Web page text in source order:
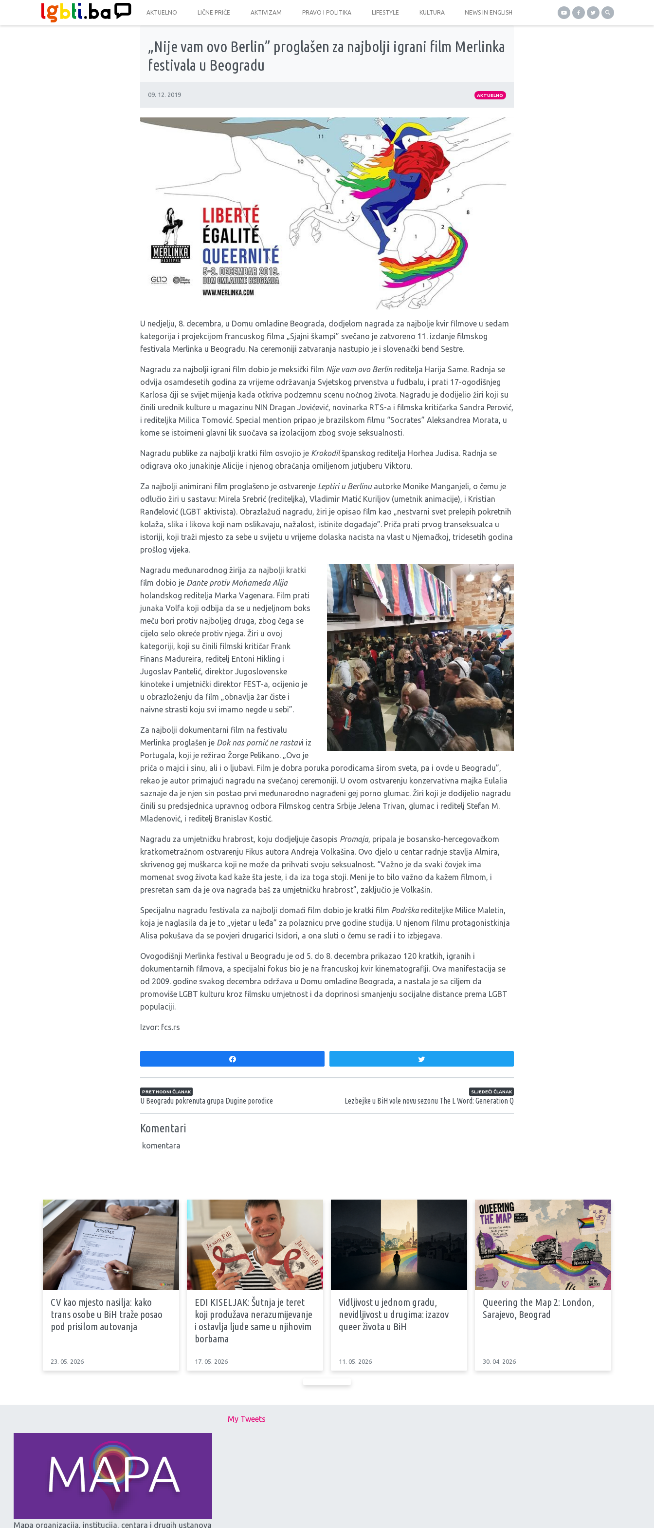
AKTUELNO LIČNE PRIČE AKTIVIZAM PRAVO I POLITIKA LIFESTYLE KULTURA NEWS IN ENGLISH
„Nije vam ovo Berlin” proglašen za najbolji igrani film Merlinka
festivala u Beogradu
09. 12. 2019 AKTUELNO
U nedjelju, 8. decembra, u Domu omladine Beograda, dodjelom nagrada za najbolje kvir filmove u sedam
kategorija i projekcijom francuskog filma „Sjajni škampi” svečano je zatvoreno 11. izdanje filmskog
festivala Merlinka u Beogradu. Na ceremoniji zatvaranja nastupio je i slovenački bend Sestre.
Nagradu za najbolji igrani film dobio je meksički film Nije vam ovo Berlin reditelja Harija Same. Radnja se
odvija osamdesetih godina za vrijeme održavanja Svjetskog prvenstva u fudbalu, i prati 17-ogodišnjeg
Karlosa čiji se svijet mijenja kada otkriva podzemnu scenu noćnog života. Nagradu je dodijelio žiri koji su
činili urednik kulture u magazinu NIN Dragan Jovićević, novinarka RTS-a i filmska kritičarka Sandra Perović,
i rediteljka Milica Tomović. Special mention pripao je brazilskom filmu “Socrates” Aleksandrea Morata, u
kome se istoimeni glavni lik suočava sa izolacijom zbog svoje seksualnosti.
Nagradu publike za najbolji kratki film osvojio je Krokodilšpanskog reditelja Horhea Judisa. Radnja se
odigrava oko junakinje Alicije i njenog obraćanja omiljenom jutjuberu Viktoru.
Za najbolji animirani film proglašeno je ostvarenje Leptiri u Berlinuautorke Monike Manganjeli, o čemu je
odlučio žiri u sastavu: Mirela Srebrić (rediteljka), Vladimir Matić Kuriljov (umetnik animacije), i Kristian
Ranđelović (LGBT aktivista). Obrazlažući nagradu, žiri je opisao film kao „nestvarni svet prelepih pokretnih
kolaža, slika i likova koji nam oslikavaju, nažalost, istinite događaje”. Priča prati prvog transeksualca u
istoriji, koji traži mjesto za sebe u svijetu u vrijeme dolaska nacista na vlast u Njemačkoj, tridesetih godina
prošlog vijeka.
Nagradu međunarodnog žirija za najbolji kratki
film dobio je Dante protiv Mohameda Alija
holandskog reditelja Marka Vagenara. Film prati
junaka Volfa koji odbija da se u nedjeljnom boks
meču bori protiv najboljeg druga, zbog čega se
cijelo selo okreće protiv njega. Žiri u ovoj
kategoriji, koji su činili filmski kritičar Frank
Finans Madureira, reditelj Entoni Hikling i
Jugoslav Pantelić, direktor Jugoslovenske
kinoteke i umjetnički direktor FEST-a, ocijenio je
u obrazloženju da film „obnavlja žar čiste i
naivne strasti koju svi imamo negde u sebi”.
Za najbolji dokumentarni film na festivalu
Merlinka proglašen je Dok nas pornić ne rastavi iz
Portugala, koji je režirao Žorge Pelikano. „Ovo je
priča o majci i sinu, ali i o ljubavi. Film je dobra poruka porodicama širom sveta, pa i ovde u Beogradu”,
rekao je autor primajući nagradu na svečanoj ceremoniji. U ovom ostvarenju konzervativna majka Eulalia
saznaje da je njen sin postao prvi međunarodno nagrađeni gej porno glumac. Žiri koji je dodijelio nagradu
činili su predsjednica upravnog odbora Filmskog centra Srbije Jelena Trivan, glumac i reditelj Stefan M.
Mladenović, i reditelj Branislav Kostić.
Nagradu za umjetničku hrabrost, koju dodjeljuje časopis Promaja, pripala je bosansko-hercegovačkom
kratkometražnom ostvarenju Fikus autora Andreja Volkašina. Ovo djelo u centar radnje stavlja Almira,
skrivenog gej muškarca koji ne može da prihvati svoju seksualnost. “Važno je da svaki čovjek ima
momenat svog života kad kaže šta jeste, i da iza toga stoji. Meni je to bilo važno da kažem filmom, i
presretan sam da je ova nagrada baš za umjetničku hrabrost”, zaključio je Volkašin.
Specijalnu nagradu festivala za najbolji domaći film dobio je kratki film Podrškarediteljke Milice Maletin,
koja je naglasila da je to „vjetar u leđa” za polaznicu prve godine studija. U njenom filmu protagonistkinja
Alisa pokušava da se povjeri drugarici Isidori, a ona sluti o čemu se radi i to izbjegava.
Ovogodišnji Merlinka festival u Beogradu je od 5. do 8. decembra prikazao 120 kratkih, igranih i
dokumentarnih filmova, a specijalni fokus bio je na francuskoj kvir kinematografiji. Ova manifestacija se
od 2009. godine svakog decembra održava u Domu omladine Beograda, a nastala je sa ciljem da
promoviše LGBT kulturu kroz filmsku umjetnost i da doprinosi smanjenju socijalne distance prema LGBT
populaciji.
Izvor: fcs.rs
Navigacija članaka
PRETHODNI ČLANAK
U Beogradu pokrenuta grupa Dugine porodice
SLJEDEĆI ČLANAK
Lezbejke u BiH vole novu sezonu The L Word: Generation Q
Komentari
komentara
CV kao mjesto nasilja: kako
trans osobe u BiH traže posao
pod prisilom autovanja
23. 05. 2026
EDI KISELJAK: Šutnja je teret
koji produžava nerazumijevanje
i ostavlja ljude same u njihovim
borbama
17. 05. 2026
Vidljivost u jednom gradu,
nevidljivost u drugima: izazov
queer života u BiH
11. 05. 2026
Queering the Map 2: London,
Sarajevo, Beograd
30. 04. 2026
Mapa organizacija, institucija, centara i drugih ustanova
My Tweets